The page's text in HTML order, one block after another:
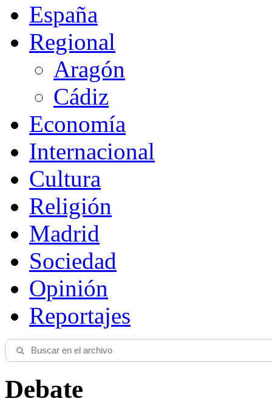
España
Regional
Aragón
Cádiz
Economía
Internacional
Cultura
Religión
Madrid
Sociedad
Opinión
Reportajes
Debate